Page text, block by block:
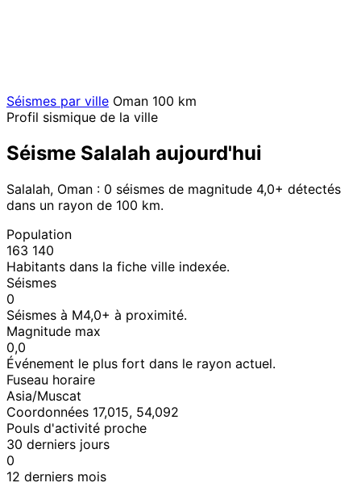
Séismes par ville Oman 100 km
Profil sismique de la ville
Séisme Salalah aujourd'hui
Salalah, Oman : 0 séismes de magnitude 4,0+ détectés
dans un rayon de 100 km.
Population
163 140
Habitants dans la fiche ville indexée.
Séismes
0
Séismes à M4,0+ à proximité.
Magnitude max
0,0
Événement le plus fort dans le rayon actuel.
Fuseau horaire
Asia/Muscat
Coordonnées 17,015, 54,092
Pouls d'activité proche
30 derniers jours
0
12 derniers mois